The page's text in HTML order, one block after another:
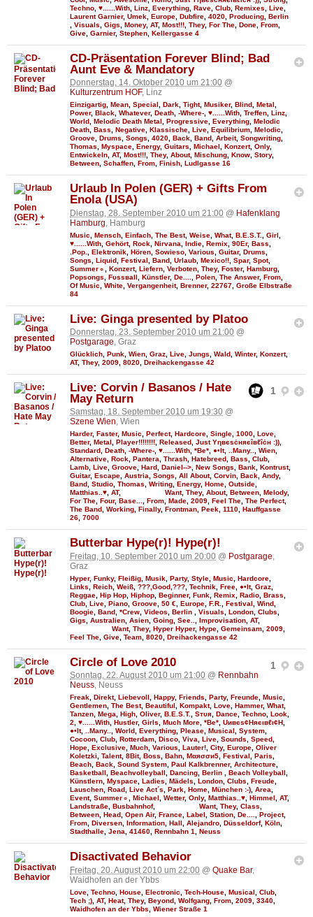
Techno ♥......With Linz Everything Rave Club Remixes Live
Laurent Garnier, Umek Europe Dubfire 4020 Producing Berlin
Visuals Gigs Money, AT, Most!!! They, For The Done From
Give Garnier, Stephen Kellergasse 4
CD-Präsentation Forever Blind; Bad
Aunt Eve & Mandatory
Donnerstag, 14. Oktober 2010 um 21:00 @
Kulturzentrum HOF, Linz
Einzigartig, Mean, Special, Dark, Tight, Musiker, Blind, Metal,
Power, Black, Whatever, Death, -Where-, ♥......With, Treffen, Linz,
World, Melodic Death Metal, Progressive, Everything, Melodic
Death, Bass, Negative, Klassische, Live, Equilibrium, Melodic,
Groove, Drums, Songs, 4020, Back, Band, Arbeit, Songwriting,
Thomas, Myspace, Energy, Guitars, Michael, Konzert, Only,
Entwickeln, AT, Most!!!, They, About, Mischung, Know, Story,
Between, Schaffen, From, Finish, Ludlgasse 16
Urlaub In Polen (GER) + Gifts From
Enola (USA)
Dienstag, 28. September 2010 um 21:00 @ Hafenklang
Hamburg , Hamburg
Music Mensch Einfach The Best, Weise What, B.E.S.T. Girl
♥......With Gehört, Rock Nirvana Indie Remix 90Er, Bass
.Pop.
Elektronik Hören Sowieso Various Guitar, Drums
Songs
Liquid Festival Band Urlaub Mexico!! Spar, Spot,
Summer☼
Konzert, Liefern Verboten They, Foster, Hamburg
Popsongs
Fυѕѕвall Künstler, De.... Polen The Answer, From
Of Music
White Vergangenheit, Brenner, 22767 Große Elbstraße
84
Live: Ginga presented by Platoo
Donnerstag, 23. September 2010 um 21:00 @
Postgarage, Graz
Glücklich Punk Wien Graz Live Jungs Wald Winter, Konzert,
AT, They, 2009 8020 Dreihackengasse 42
1
Live: Corvin / Basanos / Hate
May Return
Samstag, 18. September 2010 um 19:30 @
Szene Wien, Wien
Harder, Faster, Music, Perfect, Hardcore, Single, 1000, Love,
Better, Metal , Player!!!!!!!!, Released, Just Υηвєѕċняєîвℓîċн :)),
Standard, Death, -Where-, ♥......With, *Be*, ●•It, ..Many.., Wien,
Alternative, Rock, Pantera, Thrash, Hatebreed, Bass, Club,
Lamb, Live, Groove, Hard, Daniel-->, New Songs, Bank, Kontrust,
Guitar, Escape, Austria, Songs, All About, Corvin, Back, Andy,
Band, Studio, Thomas, Writing, Energy, Home, Outside,
Matthias..♥, AT, Want, They, About, Between, Melody,
For The, Four, Base..., From, Made, 2009, Feel The, The Perfect,
The Band, Working, Finally, Frontman, Peek, 1110, Hauffgasse
26, 7000
Butterbar Hype(r)! Hype(r)!
Freitag, 10. September 2010 um 20:00 @ Postgarage
Graz
Hyper, Funky, Fleißig Musik Party, Style Music Hardcore
Links
Reich Weiß ???,Good,??? Technik Free ●•It, Graz
Reggae Hip Hop Hiphop Beginner, Funk Remix Radio Brass
Club Live Piano Groove 50 € Europe F.R. Festival Wind
Boogie Band *Crew Videos Berlin Visuals London Clubs
Gigs
Australien Asien Going See.. Improvisation AT,
Want, They, Hyper Hyper, Hype Gemeinsam 2009
Feel The Give Team 8020 Dreihackengasse 42
1
Circle of Love 2010
Sonntag, 22. August 2010 um 21:00 @ Rennbahn
Neuss, Neuss
Freak Direkt, Liebevoll Happy, Friends Party, Freunde Music
Gentlemen The Best, Beautiful Kompakt, Love Hammer, What,
Tanzen Mega High Oliver, B.E.S.T. Sтυя Dance Techno Look
2
♥......With Hustler, Girls Much More *Be* Uивєs¢Няєιвℓι¢Н
●•It, ..Many.. World Everything Please Musical System
Cocoon Club Rotterdam Disco Viva Live Sounds Speed
Hope Exclusive Much Various Lauter! City, Europe Oliver
Koletzki
Talent, 8Bit, Boss Bahn Мαяσσи5 Festival Paris
Beach Back Sound System Paul Kalkbrenner, Architecture
Basketball
Beachvolleyball Dancing Berlin Beach Volleyball
Künstlern Myspace Ladies Mädels London Clubs Freude
Lauschen Road Live Act´s Park Home München :-) Area
Event, Summer☼ Michael Wetter, Only, Matthias..♥ Himmel AT,
Landstraße Busbahnhof, Want, They, Class
Between Head Open Air, France Label Station De.... Project,
From Diversen Information Hall Alejandro Düsseldorf, Köln
Stadthalle Jena 41460 Rennbahn 1 Neuss
Disactivated Behavior
Freitag, 20. August 2010 um 22:00 @ Quake Bar,
Waidhofen an der Ybbs
Love Techno House Electronic Tech-House Musical Club
Tech ;) AT, Heat, They, Beyond Wolfgang From 2009 3340
Waidhofen an der Ybbs
Wiener Straße 1